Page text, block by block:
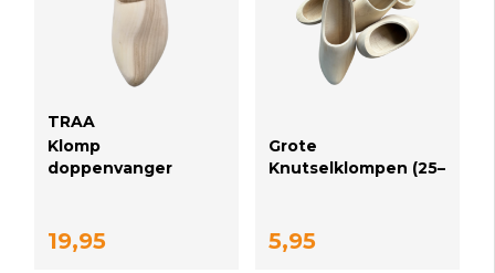
TRAA
Klomp
doppenvanger
19,95
Grote
Knutselklompen (25–
Creatieve Projecten
5,95